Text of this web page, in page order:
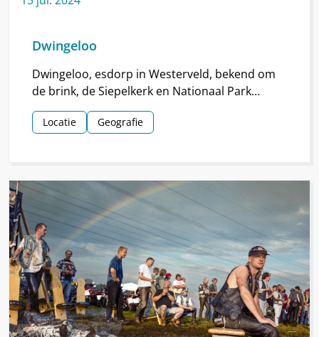
Dwingeloo
Dwingeloo, esdorp in Westerveld, bekend om
de brink, de Siepelkerk en Nationaal Park
Dwingelderveld. Het dorp ontstond rond de
middeleeuwen.
Locatie Geografie